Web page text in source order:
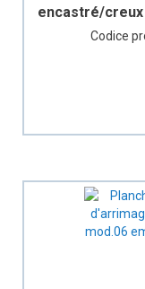
encastré/creux
empattement
Codice